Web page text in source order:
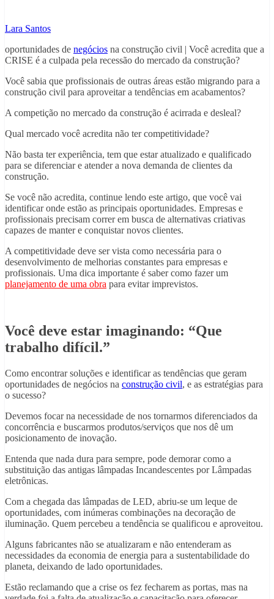
Lara Santos
oportunidades de negócios na construção civil | Você acredita que a
CRISE é a culpada pela recessão do mercado da construção?
Você sabia que profissionais de outras áreas estão migrando para a
construção civil para aproveitar a tendências em acabamentos?
A competição no mercado da construção é acirrada e desleal?
Qual mercado você acredita não ter competitividade?
Não basta ter experiência, tem que estar atualizado e qualificado
para se diferenciar e atender a nova demanda de clientes da
construção.
Se você não acredita, continue lendo este artigo, que você vai
identificar onde estão as principais oportunidades. Empresas e
profissionais precisam correr em busca de alternativas criativas
capazes de manter e conquistar novos clientes.
A competitividade deve ser vista como necessária para o
desenvolvimento de melhorias constantes para empresas e
profissionais. Uma dica importante é saber como fazer um
planejamento de uma obra para evitar imprevistos.
Você deve estar imaginando: “Que
trabalho difícil.”
Como encontrar soluções e identificar as tendências que geram
oportunidades de negócios na construção civil, e as estratégias para
o sucesso?
Devemos focar na necessidade de nos tornarmos diferenciados da
concorrência e buscarmos produtos/serviços que nos dê um
posicionamento de inovação.
Entenda que nada dura para sempre, pode demorar como a
substituição das antigas lâmpadas Incandescentes por Lâmpadas
eletrônicas.
Com a chegada das lâmpadas de LED, abriu-se um leque de
oportunidades, com inúmeras combinações na decoração de
iluminação. Quem percebeu a tendência se qualificou e aproveitou.
Alguns fabricantes não se atualizaram e não entenderam as
necessidades da economia de energia para a sustentabilidade do
planeta, deixando de lado oportunidades.
Estão reclamando que a crise os fez fecharem as portas, mas na